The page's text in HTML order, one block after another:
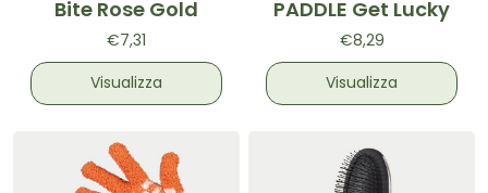
Bite Rose Gold
€7,31
Visualizza
PADDLE Get Lucky
€8,29
Visualizza